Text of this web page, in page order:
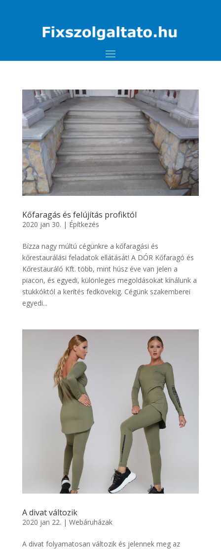
Kőfaragás és felújítás profiktól
2020 jan 30. | Építkezés
Bízza nagy múltú cégünkre a kőfaragási és
kőrestaurálási feladatok ellátását! A DÓR Kőfaragó és
Kőrestauráló Kft. több, mint húsz éve van jelen a
piacon, és egyedi, különleges megoldásokat kínálunk a
stukkóktól a kerítés fedkövekig. Cégünk szakemberei
egyedi...
A divat változik
2020 jan 22. | Webáruházak
A divat folyamatosan változik és jelennek meg az